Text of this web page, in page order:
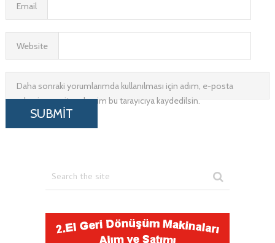
Email
Website
Daha sonraki yorumlarımda kullanılması için adım, e-posta
adresim ve site adresim bu tarayıcıya kaydedilsin.